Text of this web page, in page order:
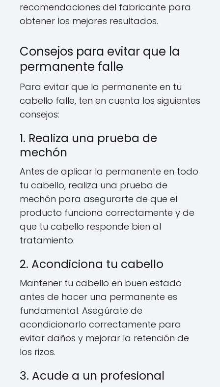
recomendaciones del fabricante para
obtener los mejores resultados.
Consejos para evitar que la
permanente falle
Para evitar que la permanente en tu
cabello falle, ten en cuenta los siguientes
consejos:
1. Realiza una prueba de
mechón
Antes de aplicar la permanente en todo
tu cabello, realiza una prueba de
mechón para asegurarte de que el
producto funciona correctamente y de
que tu cabello responde bien al
tratamiento.
2. Acondiciona tu cabello
Mantener tu cabello en buen estado
antes de hacer una permanente es
fundamental. Asegúrate de
acondicionarlo correctamente para
evitar daños y mejorar la retención de
los rizos.
3. Acude a un profesional